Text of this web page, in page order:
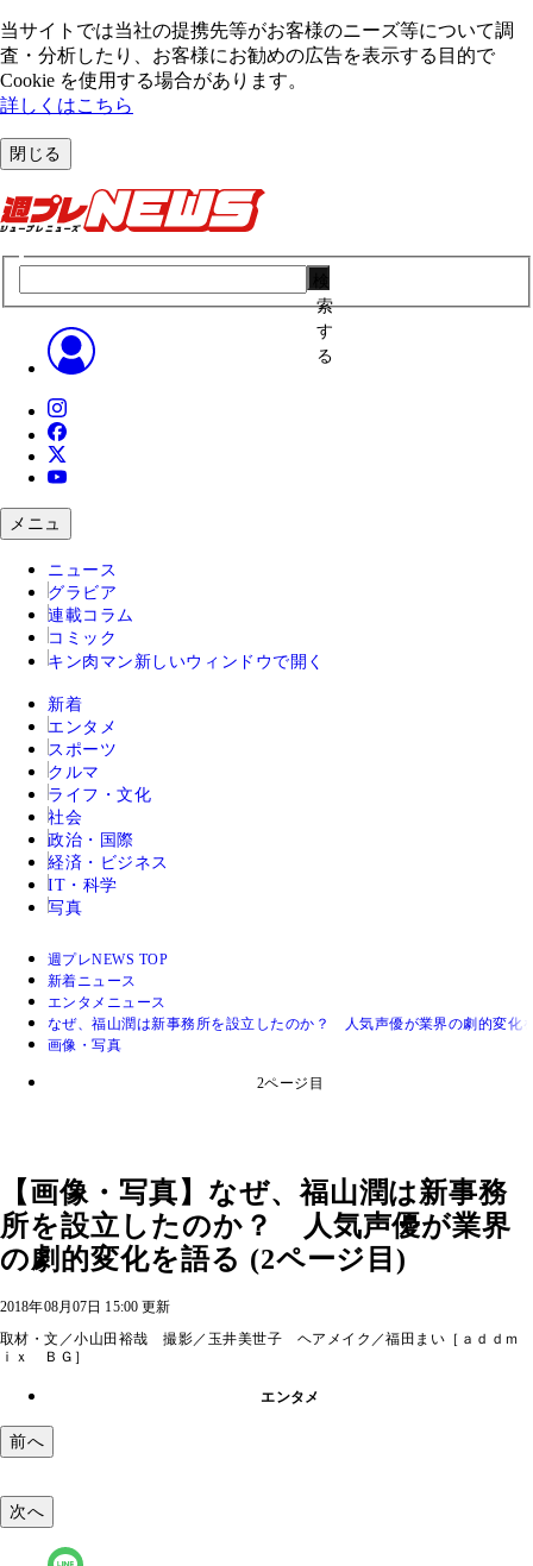
当サイトでは当社の提携先等がお客様のニーズ等について調
査・分析したり、お客様にお勧めの広告を表⽰する⽬的で
Cookie を使⽤する場合があります。
詳しくはこちら
閉じる
索
す
る
メニュ
ニュース
グラビア
連載コラム
コミック
キン肉マン 新しいウィンドウで開く
新着
エンタメ
スポーツ
クルマ
ライフ・文化
社会
政治・国際
経済・ビジネス
IT・科学
写真
週プレNEWS TOP
新着ニュース
エンタメニュース
なぜ、福山潤は新事務所を設立したのか？ 人気声優が業界の劇的変化
画像・写真
2ページ目
【画像・写真】なぜ、福山潤は新事務
所を設立したのか？ 人気声優が業界
の劇的変化を語る (2ページ目)
2018年08月07日 15:00 更新
取材・文／小山田裕哉 撮影／玉井美世子 ヘアメイク／福田まい［ａｄｄｍ
ｉｘ ＢＧ］
エンタメ
前へ
次へ